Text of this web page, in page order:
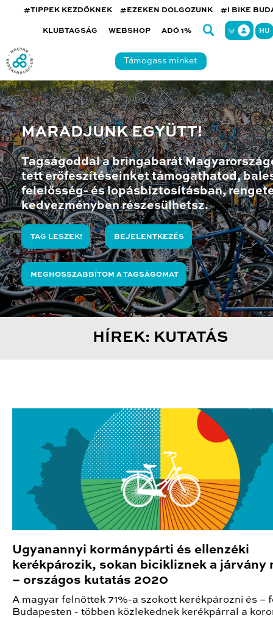
#TIPPEK KEZDŐKNEK #EZEKEN DOLGOZUNK #I BIKE
KLUBTAGSÁG WEBSHOP ADÓ 1% HU
Támogass minket
MARADJUNK EGYÜTT!
Tagságoddal a bringabarát
tett erőfeszítéseinket támogathatod,
felelősség- és lopásbiztosításban,
kedvezményben részesülhetsz.
TAG LESZEK! BEJELENTKEZÉS
MEGHOSSZABBÍTOM A TAGSÁGOMAT
HÍREK: KUTATÁS
Ugyanannyi kormánypárti és ellenzéki
kerékpározik, sokan bicikliznek a járvány
– országos kutatás 2020
A magyar felnőttek 71%-a szokott kerékpározni és –
Budapesten - többen közlekednek kerékpárral a